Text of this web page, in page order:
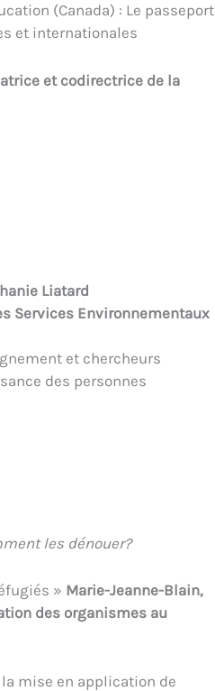
(Canada) : Le passeport
et internationales
et codirectrice de la
Liatard
Services Environnementaux
et chercheurs
des personnes
les dénouer?
» Marie-Jeanne-Blain,
des organismes au
mise en application de